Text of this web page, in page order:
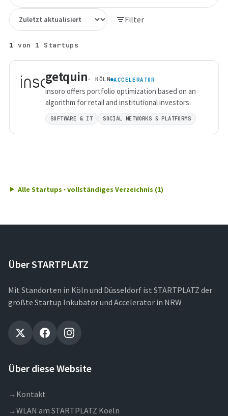
Filter
1 von 1 Startups
getquin · KÖLN ACCELERATOR
insoro offers portfolio optimization based on an
algorithm for retail and institutional investors.
SOFTWARE & IT SOCIAL NETWORKS & PLATFORMS
Alle Startups · vollständiges Verzeichnis (1)
Über STARTPLATZ
Mit Standorten in Köln und Düsseldorf ist STARTPLATZ der
größte Startup Inkubator und Accelerator in NRW
Über diese Website
→ Kontakt
→WLAN am STARTPLATZ Koeln